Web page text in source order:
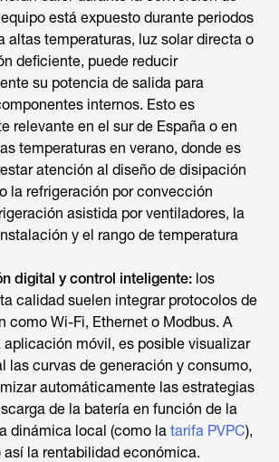
está expuesto durante periodos
altas temperaturas, luz solar directa o
deficiente, puede reducir
su potencia de salida para
internos. Esto es
relevante en el sur de España o en
temperaturas en verano, donde es
atención al diseño de disipación
la refrigeración por convección
asistida por ventiladores, la
y el rango de temperatura
digital y control inteligente: los
calidad suelen integrar protocolos de
como Wi-Fi, Ethernet o Modbus. A
aplicación móvil, es posible visualizar
las curvas de generación y consumo,
automáticamente las estrategias
de la batería en función de la
dinámica local (como la tarifa PVPC),
así la rentabilidad económica.